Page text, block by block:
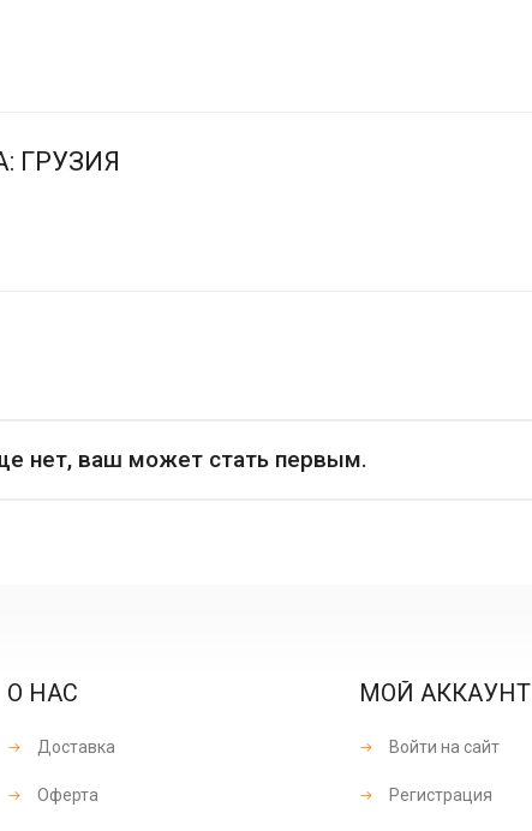
ГРУЗИЯ
нет, ваш может стать первым.
О НАС
Доставка
Оферта
МОЙ АККАУНТ
Войти на сайт
Регистрация